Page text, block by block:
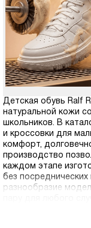
Детская обувь Ralf
натуральной кожи
школьников. В
и кроссовки для
комфорт,
производство
каждом этапе
без
разнообразие